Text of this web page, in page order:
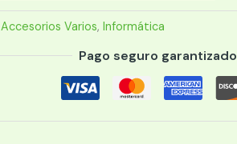
Accesorios Varios, Informática
Pago seguro garantizado